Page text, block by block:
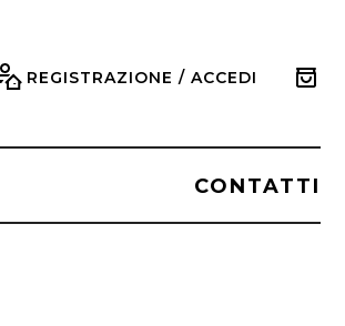
REGISTRAZIONE / ACCEDI
CONTATTI